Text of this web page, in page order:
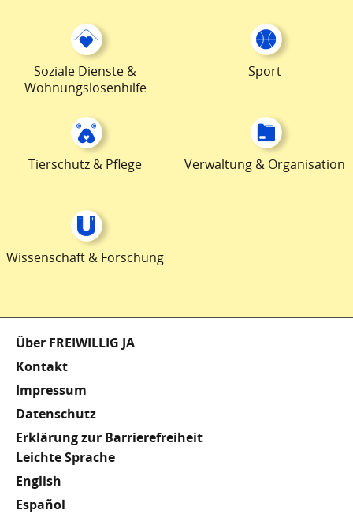
Soziale Dienste &
Wohnungslosenhilfe
Sport
Tierschutz & Pflege Verwaltung & Organisation
Wissenschaft & Forschung
Fußzeile
Über FREIWILLIG JA
Kontakt
Impressum
Datenschutz
Erklärung zur Barrierefreiheit
Meta
Footer
Leichte Sprache
English
Español